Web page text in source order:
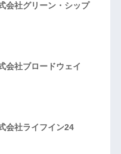
社グリーン・シップ
社ブロードウェイ
社ライフイン24